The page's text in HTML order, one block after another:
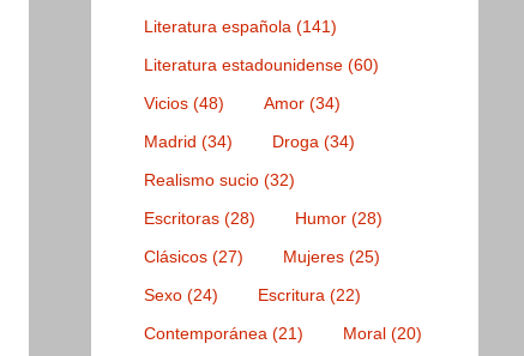
Literatura española (141)
Literatura estadounidense (60)
Vicios (48) Amor (34)
Madrid (34) Droga (34)
Realismo sucio (32)
Escritoras (28) Humor (28)
Clásicos (27) Mujeres (25)
Sexo (24) Escritura (22)
Contemporánea (21) Moral (20)